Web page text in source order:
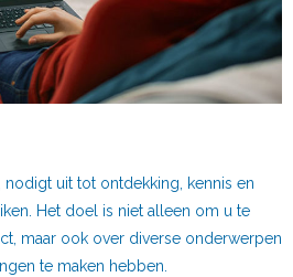
nodigt uit tot ontdekking, kennis en
Het doel is niet alleen om u te
maar ook over diverse onderwerpen
te maken hebben.